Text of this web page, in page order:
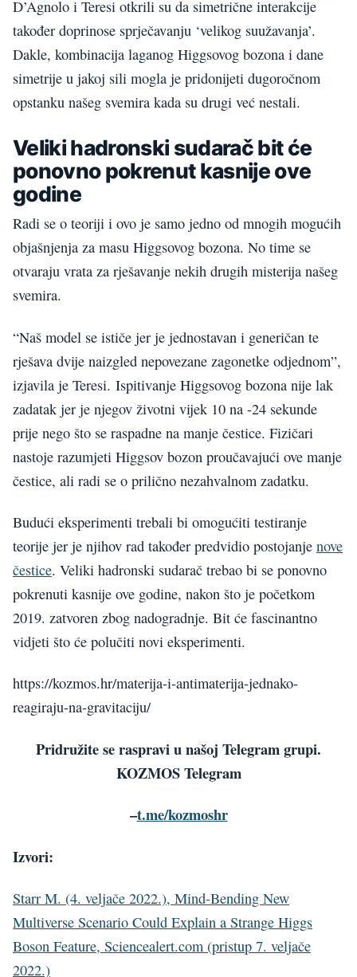
D’Agnolo i Teresi otkrili su da simetrične interakcije
također doprinose sprječavanju ‘velikog suužavanja’.
Dakle, kombinacija laganog Higgsovog bozona i dane
simetrije u jakoj sili mogla je pridonijeti dugoročnom
opstanku našeg svemira kada su drugi već nestali.
Veliki hadronski sudarač bit će
ponovno pokrenut kasnije ove
godine
Radi se o teoriji i ovo je samo jedno od mnogih mogućih
objašnjenja za masu Higgsovog bozona. No time se
otvaraju vrata za rješavanje nekih drugih misterija našeg
svemira.
“Naš model se ističe jer je jednostavan i generičan te
rješava dvije naizgled nepovezane zagonetke odjednom”,
izjavila je Teresi. Ispitivanje Higgsovog bozona nije lak
zadatak jer je njegov životni vijek 10 na -24 sekunde
prije nego što se raspadne na manje čestice. Fizičari
nastoje razumjeti Higgsov bozon proučavajući ove manje
čestice, ali radi se o prilično nezahvalnom zadatku.
Budući eksperimenti trebali bi omogućiti testiranje
teorije jer je njihov rad također predvidio postojanje nove
čestice. Veliki hadronski sudarač trebao bi se ponovno
pokrenuti kasnije ove godine, nakon što je početkom
2019. zatvoren zbog nadogradnje. Bit će fascinantno
vidjeti što će polučiti novi eksperimenti.
https://kozmos.hr/materija-i-antimaterija-jednako-
reagiraju-na-gravitaciju/
Pridružite se raspravi u našoj Telegram grupi.
KOZMOS Telegram
–t.me/kozmoshr
Izvori:
Starr M. (4. veljače 2022.), Mind-Bending New
Multiverse Scenario Could Explain a Strange Higgs
Boson Feature, Sciencealert.com (pristup 7. veljače
2022.)